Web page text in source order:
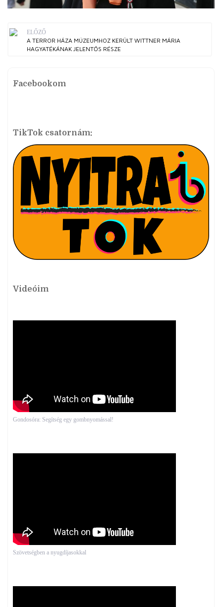
ELŐZŐ
A TERROR HÁZA MÚZEUMHOZ KERÜLT WITTNER MÁRIA
HAGYATÉKÁNAK JELENTŐS RÉSZE
Facebookom
TikTok csatornám:
Videóim
Gondosóra: Segítség egy gombnyomással!
Szövetségben a nyugdíjasokkal